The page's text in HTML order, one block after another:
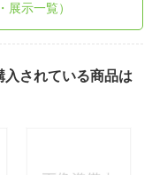
展示一覧）
入されている商品は